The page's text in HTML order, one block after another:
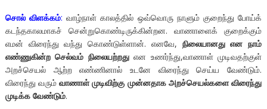
சொல் விளக்கம்: வாழ்நாள் காலத்தில் ஒவ்வொரு நாளும் குறைந்து போய்க்
கடந்தகாலமாகச் சென்றுகொண்டிருக்கின்றன. வாணாளைக் குறைக்கும்
எமன் விரைந்து வந்து கொண்டுள்ளான். எனவே, நிலையானது என நாம்
எண்ணுகின்ற செல்வம் நிலையற்றதுஎன உணர்ந்து,வாணாள் முடிவதற்குள்
அறச்செயல் ஆற்ற எண்ணினால் உடனே விரைந்து செய்ய வேண்டும்.
விரைந்து வரும்வாணாள் முடிவிற்கு முன்னதாக அறச்செயல்களை விரைந்து
முடிக்க வேண்டும்.